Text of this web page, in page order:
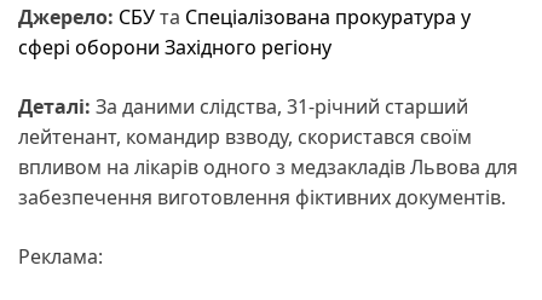
Джерело: СБУта Спеціалізована прокуратура у
сфері оборони Західного регіону
Деталі: За даними слідства, 31-річний старший
лейтенант, командир взводу, скористався своїм
впливом на лікарів одного з медзакладів Львова для
забезпечення виготовлення фіктивних документів.
Реклама: